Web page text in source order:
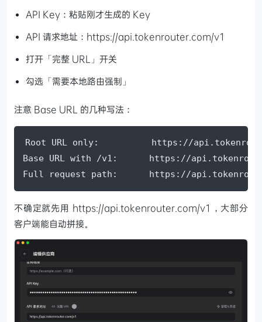
API Key：粘贴刚才生成的 Key
API 请求地址：https://api.tokenrouter.com/v1
打开「完整 URL」开关
勾选「需要本地路由强制」
注意 Base URL 的几种写法：
Root URL only:          https://
Base URL with /v1:      https://
Full request path:      https://
不确定就先用 https://api.tokenrouter.com/v1，大部分
客户端能自动拼接。